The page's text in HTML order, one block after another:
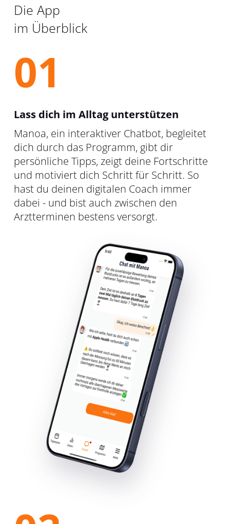
Die App
im Überblick
01
Lass dich im Alltag unterstützen
Manoa, ein interaktiver Chatbot, begleitet
dich durch das Programm, gibt dir
persönliche Tipps, zeigt deine Fortschritte
und motiviert dich Schritt für Schritt. So
hast du deinen digitalen Coach immer
dabei - und bist auch zwischen den
Arztterminen bestens versorgt.